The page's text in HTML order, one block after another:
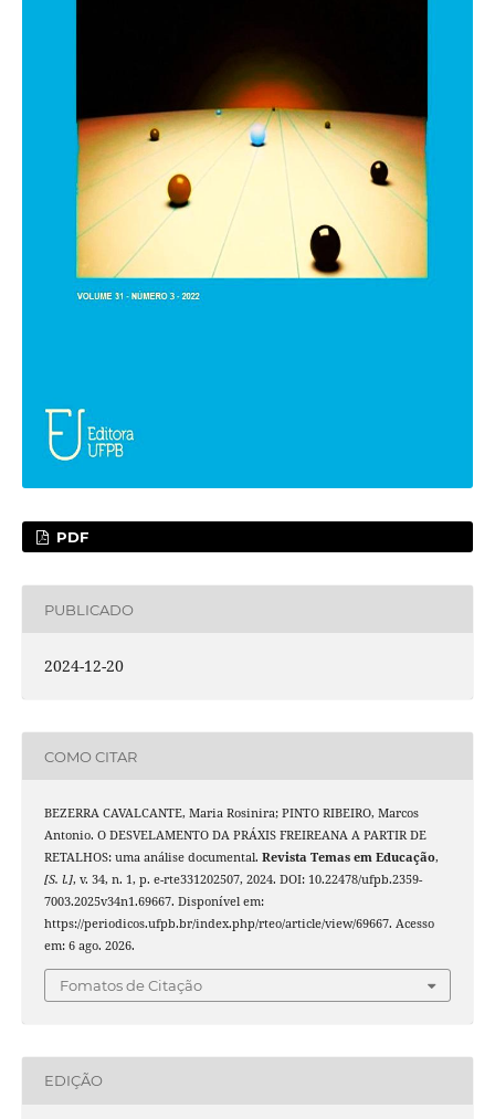
PDF
PUBLICADO
2024-12-20
COMO CITAR
BEZERRA CAVALCANTE, Maria Rosinira; PINTO RIBEIRO, Marcos
Antonio. O DESVELAMENTO DA PRÁXIS FREIREANA A PARTIR DE
RETALHOS: uma análise documental. Revista Temas em Educação,
[S. l.], v. 34, n. 1, p. e-rte331202507, 2024. DOI: 10.22478/ufpb.2359-
7003.2025v34n1.69667. Disponível em:
https://periodicos.ufpb.br/index.php/rteo/article/view/69667. Acesso
em: 6 ago. 2026.
Fomatos de Citação
EDIÇÃO